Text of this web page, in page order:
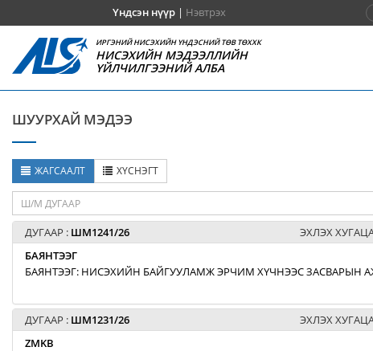
Үндсэн нүүр| Нэвтрэх
ИРГЭНИЙ НИСЭХИЙН ҮНДЭСНИЙ ТӨВ ТӨХХК
НИСЭХИЙН МЭДЭЭЛЛИЙН
ҮЙЛЧИЛГЭЭНИЙ АЛБА
ШУУРХАЙ МЭДЭЭ
ЖАГСААЛТ ХҮСНЭГТ
ДУГААР : ШМ1241/26 ЭХЛЭХ
БАЯНТЭЭГ
БАЯНТЭЭГ: НИСЭХИЙН БАЙГУУЛАМЖ ЭРЧИМ ХҮЧНЭЭС ЗАСВАРЫН
ДУГААР : ШМ1231/26 ЭХЛЭХ
ZMKB